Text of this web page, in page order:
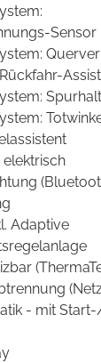
Sensor
elektrisch
Adaptive
- mit